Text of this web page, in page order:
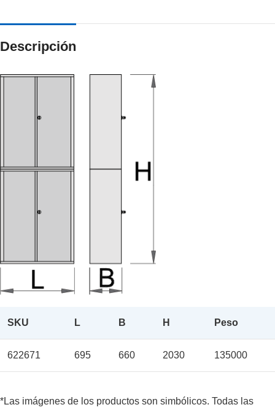
Descripción
SKU L B H Peso
622671 695 660 2030 135000
*Las imágenes de los productos son simbólicos. Todas las